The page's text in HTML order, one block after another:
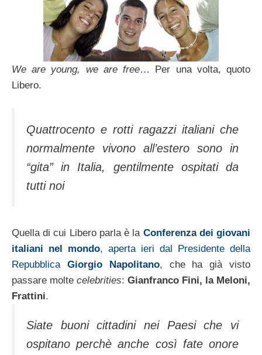
We are young, we are free… Per una volta, quoto
Libero.
Quattrocento e rotti ragazzi italiani che
normalmente vivono all’estero sono in
“gita” in Italia, gentilmente ospitati da
tutti noi
Quella di cui Libero parla è la Conferenza dei giovani
italiani nel mondo, aperta ieri dal Presidente della
Repubblica Giorgio Napolitano, che ha già visto
passare molte celebrities: Gianfranco Fini, la Meloni,
Frattini.
Siate buoni cittadini nei Paesi che vi
ospitano perchè anche così fate onore